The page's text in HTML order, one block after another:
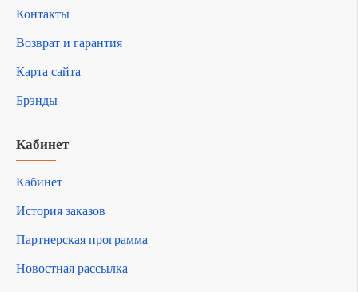
Контакты
Возврат и гарантия
Карта сайта
Брэнды
Кабинет
Кабинет
История заказов
Партнерская программа
Новостная рассылка